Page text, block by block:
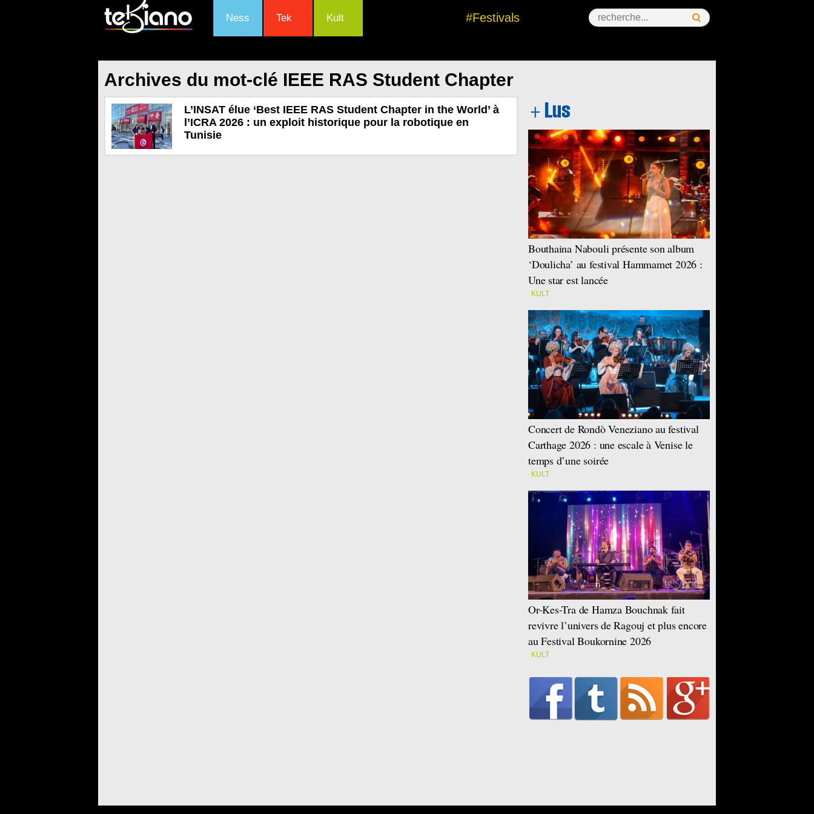
Ness Tek Kult #Festivals
Archives du mot-clé IEEE RAS Student Chapter
L’INSAT élue ‘Best IEEE RAS Student Chapter in the World’ à
l’ICRA 2026 : un exploit historique pour la robotique en
Tunisie
Bouthaina Nabouli présente son album
‘Doulicha’ au festival Hammamet 2026 :
Une star est lancée
KULT
Concert de Rondò Veneziano au festival
Carthage 2026 : une escale à Venise le
temps d’une soirée
KULT
Or-Kes-Tra de Hamza Bouchnak fait
revivre l’univers de Ragouj et plus encore
au Festival Boukornine 2026
KULT